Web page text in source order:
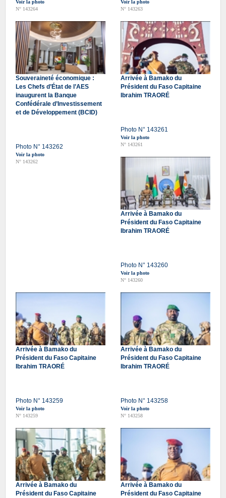
Voir la photo
N° 143264
Voir la photo
N° 143263
Souveraineté économique :
Les Chefs d’État de l’AES
inaugurent la Banque
Confédérale d’Investissement
et de Développement (BCID)
Photo N° 143262
Voir la photo
N° 143262
Arrivée à Bamako du
Président du Faso Capitaine
Ibrahim TRAORÉ
Photo N° 143261
Voir la photo
N° 143261
Arrivée à Bamako du
Président du Faso Capitaine
Ibrahim TRAORÉ
Photo N° 143260
Voir la photo
N° 143260
Arrivée à Bamako du
Président du Faso Capitaine
Ibrahim TRAORÉ
Photo N° 143259
Voir la photo
N° 143259
Arrivée à Bamako du
Président du Faso Capitaine
Ibrahim TRAORÉ
Photo N° 143258
Voir la photo
N° 143258
Arrivée à Bamako du
Président du Faso Capitaine
Arrivée à Bamako du
Président du Faso Capitaine